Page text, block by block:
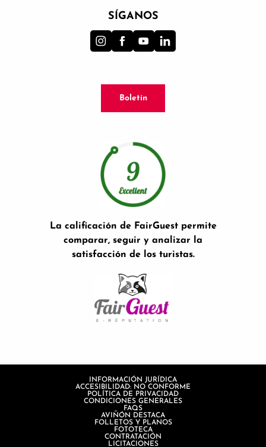
SÍGANOS
Boletín
La calificación de FairGuest permite
comparar, seguir y analizar la
satisfacción de los turistas.
INFORMACIÓN JURÍDICA
ACCESIBILIDAD: NO CONFORME
POLÍTICA DE PRIVACIDAD
CONDICIONES GENERALES
FAQS
AVIÑÓN DESTACA
FOLLETOS Y PLANOS
FOTOTECA
CONTRATACIÓN
LICITACIONES